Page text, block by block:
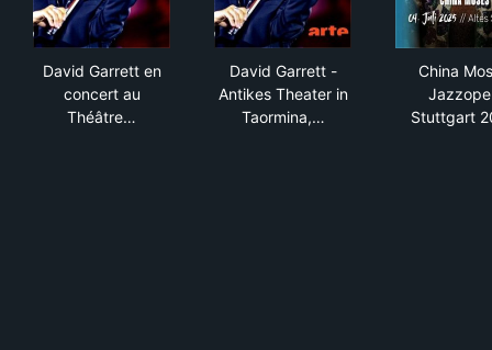
David Garrett en
concert au
Théâtre…
David Garrett -
Antikes Theater in
Taormina,…
China
Stuttgart